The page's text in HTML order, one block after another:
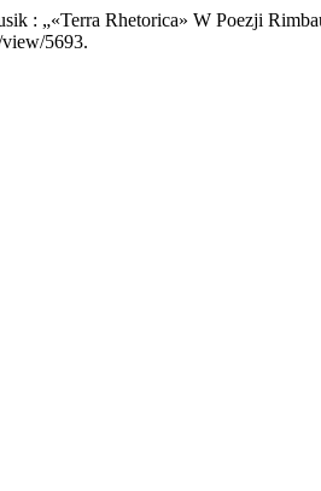
: „«Terra Rhetorica» W Poezji
5693.